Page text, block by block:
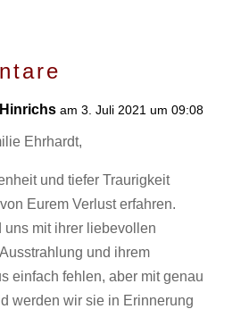
am 3. Juli 2021 um 09:08
Ehrhardt,
und tiefer Traurigkeit
Eurem Verlust erfahren.
uns mit ihrer liebevollen
und ihrem
einfach fehlen, aber mit genau
werden wir sie in Erinnerung